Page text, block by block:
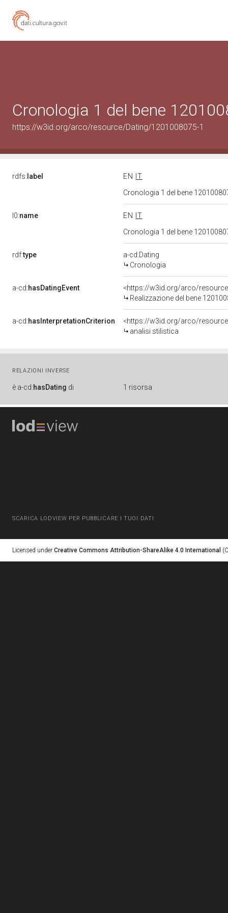
Cronologia 1 del bene
https://w3id.org/arco/resource/Dating/1201008075-1
rdfs: label EN
IT
Cronologia 1 del bene
l0:name EN
IT
Cronologia 1 del bene
rdf:type
a-cd:Dating
Cronologia
a-cd:hasDatingEvent
<https://w3id.org/arco/
Realizzazione del bene
a-cd:hasInterpretationCriterion
<https://w3id.org/arco/
analisi stilistica
RELAZIONI INVERSE
è a-cd:hasDating di 1 risorsa
SCARICA LODVIEW PER PUBBLICARE I TUOI DATI
Licensed under Creative Commons Attribution-ShareAlike 4.0 International